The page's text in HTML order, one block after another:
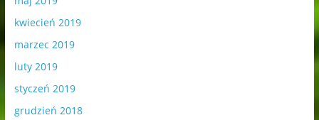
kwiecień 2019
marzec 2019
luty 2019
styczeń 2019
grudzień 2018